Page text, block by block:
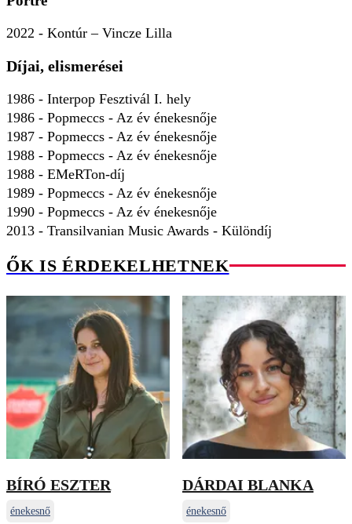
2022 - Kontúr – Vincze Lilla
Díjai, elismerései
1986 - Interpop Fesztivál I. hely
1986 - Popmeccs - Az év énekesnője
1987 - Popmeccs - Az év énekesnője
1988 - Popmeccs - Az év énekesnője
1988 - EMeRTon-díj
1989 - Popmeccs - Az év énekesnője
1990 - Popmeccs - Az év énekesnője
2013 - Transilvanian Music Awards - Különdíj
ŐK IS ÉRDEKELHETNEK
BÍRÓ ESZTER
énekesnő
DÁRDAI BLANKA
énekesnő